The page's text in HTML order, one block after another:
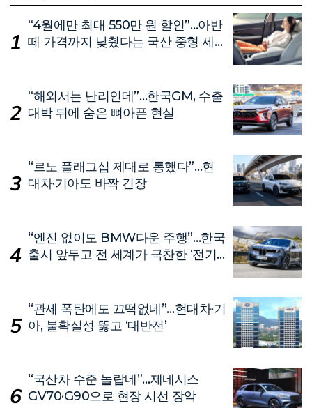
“4월에만 최대 550만 원 할인”…아반
떼 가격까지 낮췄다는 국산 중형 세
“해외서는 난리인데”…한국GM, 수출
대박 뒤에 숨은 뼈아픈 현실
“르노 플래그십 제대로 통했다”…현
대차·기아도 바짝 긴장
“엔진 없이도 BMW다운 주행”…한국
출시 앞두고 전 세계가 극찬한 ‘전기
“관세 폭탄에도 끄떡없네”…현대차·기
아, 불확실성 뚫고 ‘대반전’
“국산차 수준 놀랍네”…제네시스
GV70·G90으로 현장 시선 장악